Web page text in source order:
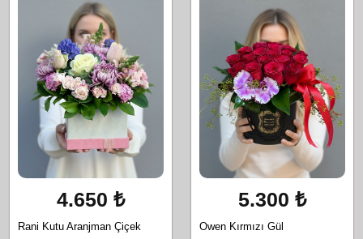
4.650 ₺
Rani Kutu Aranjman Çiçek
5.300 ₺
Owen Kırmızı Gül